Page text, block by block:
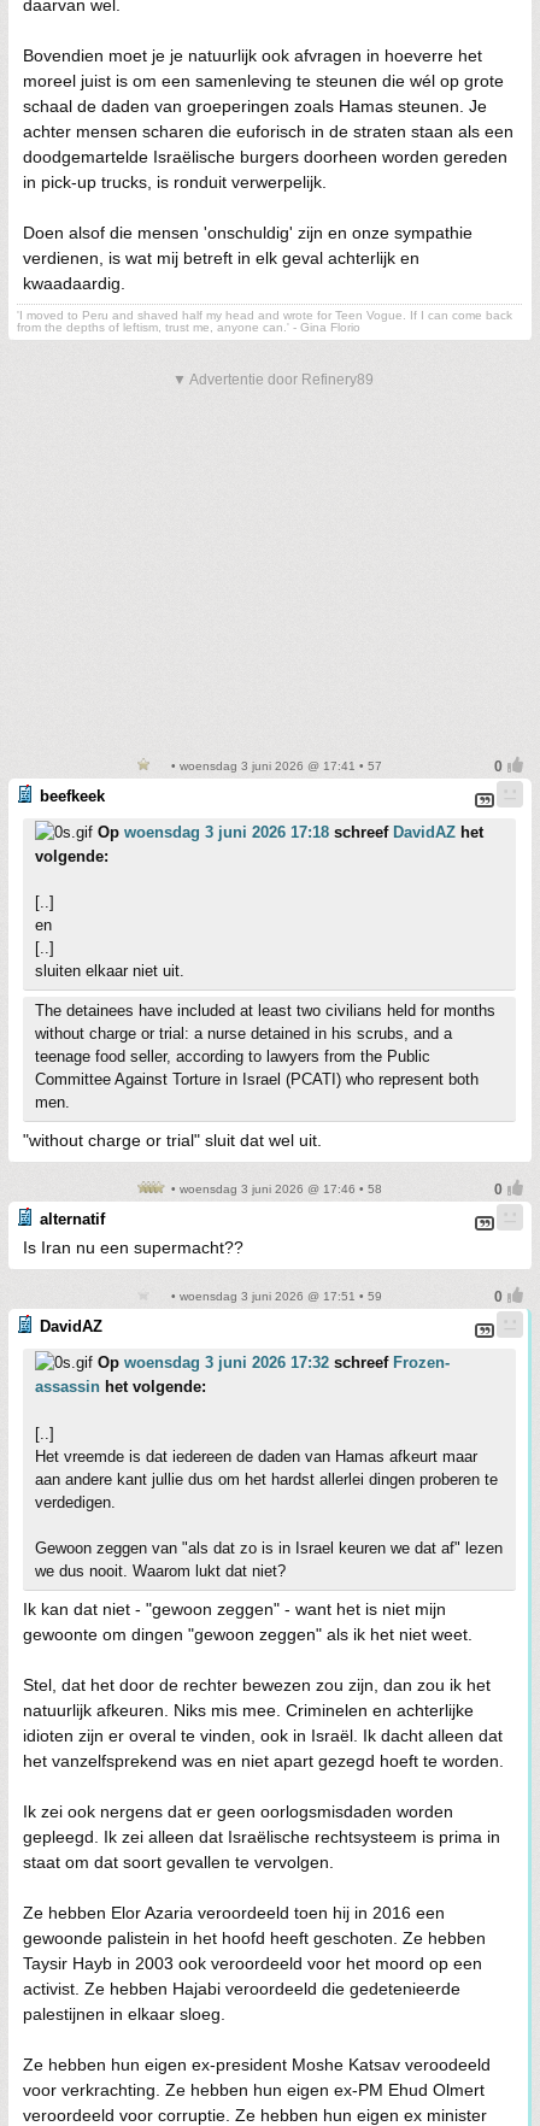
daarvan wel.
Bovendien moet je je natuurlijk ook afvragen in hoeverre het
moreel juist is om een samenleving te steunen die wél op grote
schaal de daden van groeperingen zoals Hamas steunen. Je
achter mensen scharen die euforisch in de straten staan als een
doodgemartelde Israëlische burgers doorheen worden gereden
in pick-up trucks, is ronduit verwerpelijk.
Doen alsof die mensen 'onschuldig' zijn en onze sympathie
verdienen, is wat mij betreft in elk geval achterlijk en
kwaadaardig.
'I moved to Peru and shaved half my head and wrote for Teen Vogue. If I can come back
from the depths of leftism, trust me, anyone can.' - Gina Florio
▼ Advertentie door Refinery89
• woensdag 3 juni 2026 @ 17:41 • 57
beefkeek
Op woensdag 3 juni 2026 17:18 schreef DavidAZ het
volgende:
[..]
en
[..]
sluiten elkaar niet uit.
The detainees have included at least two civilians held for months
without charge or trial: a nurse detained in his scrubs, and a
teenage food seller, according to lawyers from the Public
Committee Against Torture in Israel (PCATI) who represent both
men.
"without charge or trial" sluit dat wel uit.
• woensdag 3 juni 2026 @ 17:46 • 58
alternatif
Is Iran nu een supermacht??
• woensdag 3 juni 2026 @ 17:51 • 59
DavidAZ
Op woensdag 3 juni 2026 17:32 schreef Frozen-
assassin het volgende:
[..]
Het vreemde is dat iedereen de daden van Hamas afkeurt maar
aan andere kant jullie dus om het hardst allerlei dingen proberen te
verdedigen.
Gewoon zeggen van "als dat zo is in Israel keuren we dat af" lezen
we dus nooit. Waarom lukt dat niet?
Ik kan dat niet - "gewoon zeggen" - want het is niet mijn
gewoonte om dingen "gewoon zeggen" als ik het niet weet.
Stel, dat het door de rechter bewezen zou zijn, dan zou ik het
natuurlijk afkeuren. Niks mis mee. Criminelen en achterlijke
idioten zijn er overal te vinden, ook in Israël. Ik dacht alleen dat
het vanzelfsprekend was en niet apart gezegd hoeft te worden.
Ik zei ook nergens dat er geen oorlogsmisdaden worden
gepleegd. Ik zei alleen dat Israëlische rechtsysteem is prima in
staat om dat soort gevallen te vervolgen.
Ze hebben Elor Azaria veroordeeld toen hij in 2016 een
gewoonde palistein in het hoofd heeft geschoten. Ze hebben
Taysir Hayb in 2003 ook veroordeeld voor het moord op een
activist. Ze hebben Hajabi veroordeeld die gedetenieerde
palestijnen in elkaar sloeg.
Ze hebben hun eigen ex-president Moshe Katsav veroodeeld
voor verkrachting. Ze hebben hun eigen ex-PM Ehud Olmert
veroordeeld voor corruptie. Ze hebben hun eigen ex minister